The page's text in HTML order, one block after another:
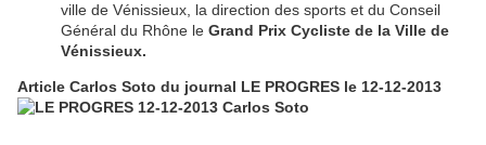
ville de Vénissieux, la direction des sports et du Conseil
Général du Rhône le Grand Prix Cycliste de la Ville de
Vénissieux.
Article Carlos Soto du journal LE PROGRES le 12-12-2013